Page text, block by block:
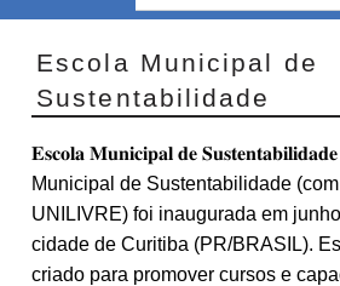
Escola Municipal de
Sustentabilidade
𝐄𝐬𝐜𝐨𝐥𝐚 𝐌𝐮𝐧𝐢𝐜𝐢𝐩𝐚𝐥 𝐝𝐞
Municipal de Sustentabilidade
UNILIVRE) foi inaugurada em
cidade de Curitiba (PR/BRASIL).
criado para promover cursos e